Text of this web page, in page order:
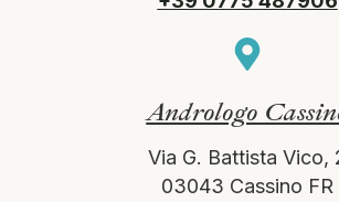
Andrologo
Via G. Battista Vico,
03043 Cassino FR